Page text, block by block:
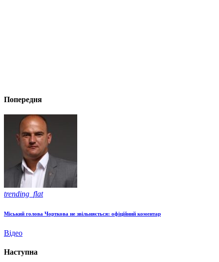
Попередня
trending_flat
Міський голова Чорткова не звільняється: офіційний коментар
Відео
Наступна